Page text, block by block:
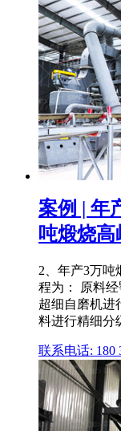
案例 | 年
吨煅烧高
2、年产3万吨
程为： 原料
超细自磨机进
料进行精细分
联系电话: 180